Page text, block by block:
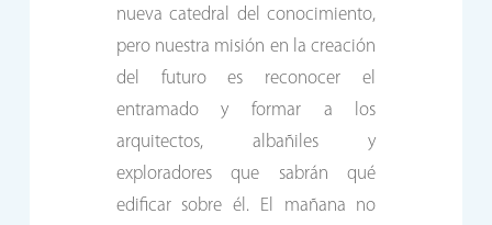
nueva catedral del conocimiento,
pero nuestra misión en la creación
del futuro es reconocer el
entramado y formar a los
arquitectos, albañiles y
exploradores que sabrán qué
edificar sobre él. El mañana no